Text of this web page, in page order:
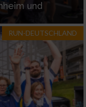
und
RUN-DEUTSCHLAND